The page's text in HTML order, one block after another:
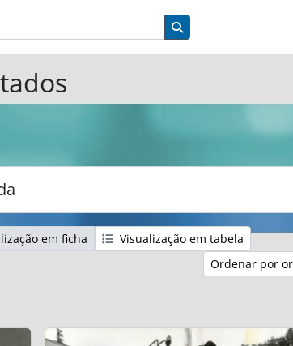
em ficha
Visualização em tabela
Ordenar por